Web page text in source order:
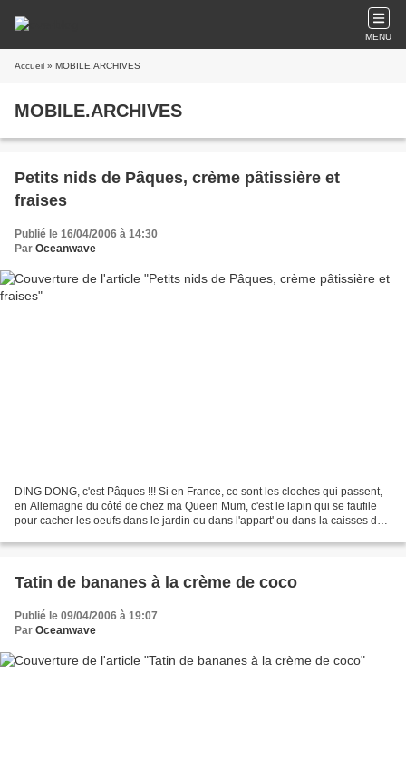
MENU
Accueil » MOBILE.ARCHIVES
MOBILE.ARCHIVES
Petits nids de Pâques, crème pâtissière et
fraises
Publié le 16/04/2006 à 14:30
Par Oceanwave
DING DONG, c'est Pâques !!! Si en France, ce sont les cloches qui passent,
en Allemagne du côté de chez ma Queen Mum, c'est le lapin qui se faufile
pour cacher les oeufs dans le jardin ou dans l'appart' ou dans la caisses des
Tatin de bananes à la crème de coco
Publié le 09/04/2006 à 19:07
Par Oceanwave